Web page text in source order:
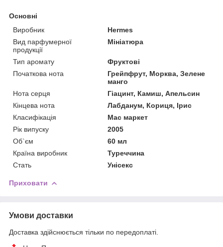
Основні
Виробник
Hermes
Вид парфумерної
продукції
Мініатюра
Тип аромату
Фруктові
Початкова нота
Грейпфрут, Морква, Зелене
манго
Нота серця
Гіацинт, Камиш, Апельсин
Кінцева нота
Лабданум, Кориця, Ірис
Класифікація
Мас маркет
Рік випуску
2005
Об`єм
60 мл
Країна виробник
Туреччина
Стать
Унісекс
Приховати
Умови доставки
Доставка здійснюється тільки по передоплаті.